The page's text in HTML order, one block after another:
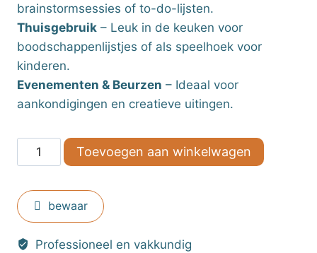
brainstormsessies of to-do-lijsten.
Thuisgebruik – Leuk in de keuken voor
boodschappenlijstjes of als speelhoek voor
kinderen.
Evenementen & Beurzen – Ideaal voor
aankondigingen en creatieve uitingen.
Krijtbord
-
aantal
Toevoegen aan winkelwagen
bewaar
Professioneel en vakkundig